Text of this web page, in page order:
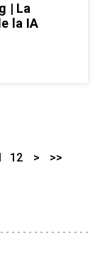
| La
la IA
12 > >>